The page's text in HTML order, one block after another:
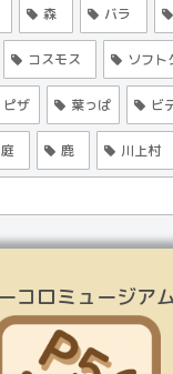
森 バラ
コスモス ソフト
ピザ 葉っぱ ビ
庭 鹿 川上村
コロミュージア